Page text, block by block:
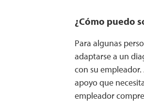
¿Cómo puedo
Para algunas
adaptarse a un
con su
apoyo que
empleador